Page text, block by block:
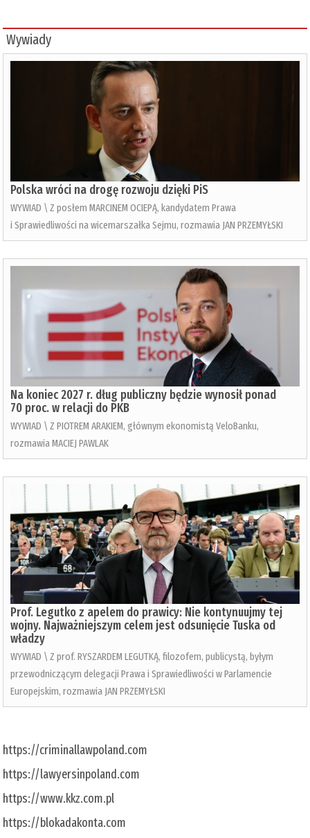
Wywiady
Polska wróci na drogę rozwoju dzięki PiS
WYWIAD \ Z posłem MARCINEM OCIEPĄ, kandydatem Prawa
i Sprawiedliwości na wicemarszałka Sejmu, rozmawia JAN PRZEMYŁSKI
Na koniec 2027 r. dług publiczny będzie wynosił ponad
70 proc. w relacji do PKB
WYWIAD \ Z PIOTREM ARAKIEM, głównym ekonomistą VeloBanku,
rozmawia MACIEJ PAWLAK
Prof. Legutko z apelem do prawicy: Nie kontynuujmy tej
wojny. Najważniejszym celem jest odsunięcie Tuska od
władzy
WYWIAD \ Z prof. RYSZARDEM LEGUTKĄ, filozofem, publicystą, byłym
przewodniczącym delegacji Prawa i Sprawiedliwości w Parlamencie
Europejskim, rozmawia JAN PRZEMYŁSKI
https://criminallawpoland.com
https://lawyersinpoland.com
https://www.kkz.com.pl
https://blokadakonta.com